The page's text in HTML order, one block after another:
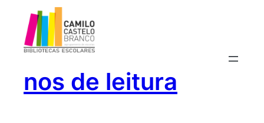
conteúdo
nos de leitura